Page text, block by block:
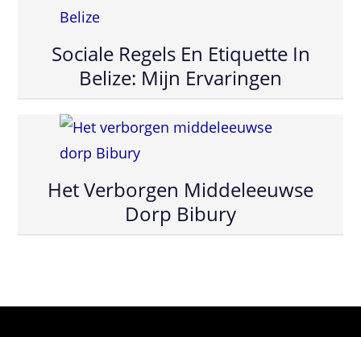
Sociale Regels En Etiquette In
Belize: Mijn Ervaringen
Het Verborgen Middeleeuwse
Dorp Bibury